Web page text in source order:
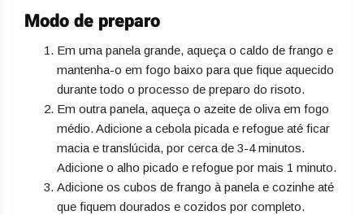
Modo de preparo
Em uma panela grande, aqueça o caldo de frango e
mantenha-o em fogo baixo para que fique aquecido
durante todo o processo de preparo do risoto.
Em outra panela, aqueça o azeite de oliva em fogo
médio. Adicione a cebola picada e refogue até ficar
macia e translúcida, por cerca de 3-4 minutos.
Adicione o alho picado e refogue por mais 1 minuto.
Adicione os cubos de frango à panela e cozinhe até
que fiquem dourados e cozidos por completo.